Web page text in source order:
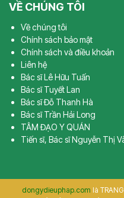
VỀ CHÚNG TÔI
Về chúng tôi
Chính sách bảo mật
Chính sách và điều khoản
Liên hệ
Bác sĩ Lê Hữu Tuấn
Bác sĩ Tuyết Lan
Bác sĩ Đỗ Thanh Hà
Bác sĩ Trần Hải Long
TÂM ĐẠO Y QUÁN
Tiến sĩ, Bác sĩ Nguyễn Thị
dongydieuphap.com là